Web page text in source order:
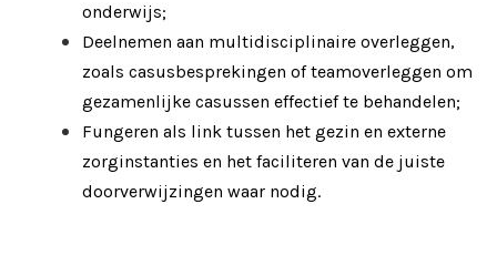
onderwijs;
Deelnemen aan multidisciplinaire overleggen,
zoals casusbesprekingen of teamoverleggen om
gezamenlijke casussen effectief te behandelen;
Fungeren als link tussen het gezin en externe
zorginstanties en het faciliteren van de juiste
doorverwijzingen waar nodig.